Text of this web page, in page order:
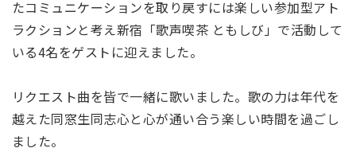
たコミュニケーションを取り戻すには楽しい参加型アト
ラクションと考え新宿「歌声喫茶 ともしび」で活動して
いる4名をゲストに迎えました。
リクエスト曲を皆で一緒に歌いました。歌の力は年代を
越えた同窓生同志心と心が通い合う楽しい時間を過ごし
ました。